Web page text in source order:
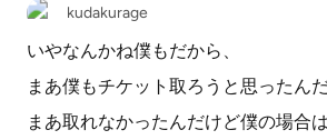
kudakurage
いやなんかね僕もだから、
まあ僕もチケット取ろうと思ったんだ
まあ取れなかったんだけど僕の場合は